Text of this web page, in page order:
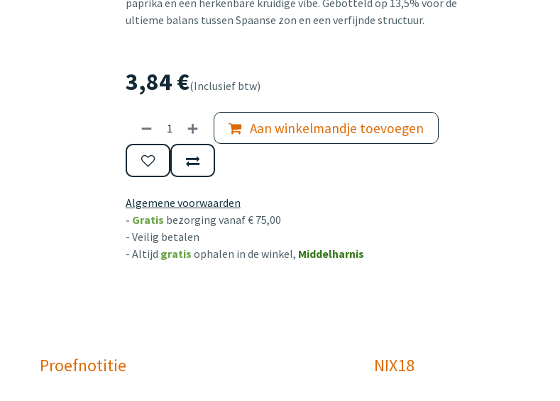
paprika en een herkenbare kruidige vibe. Gebotteld op 13,5% voor de
ultieme balans tussen Spaanse zon en een verfijnde structuur.
3,84€(Inclusief btw)
Aan winkelmandje toevoegen
Algemene voorwaarden
- Gratis bezorging vanaf € 75,00
- Veilig betalen
- Altijd gratis ophalen in de winkel, Middelharnis
Proefnotitie NIX18